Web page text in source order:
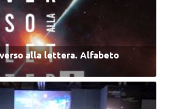
alla lettera. Alfabeto